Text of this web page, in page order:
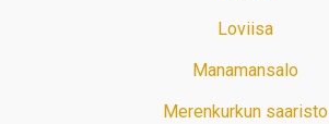
Loviisa
Manamansalo
Merenkurkun saaristo